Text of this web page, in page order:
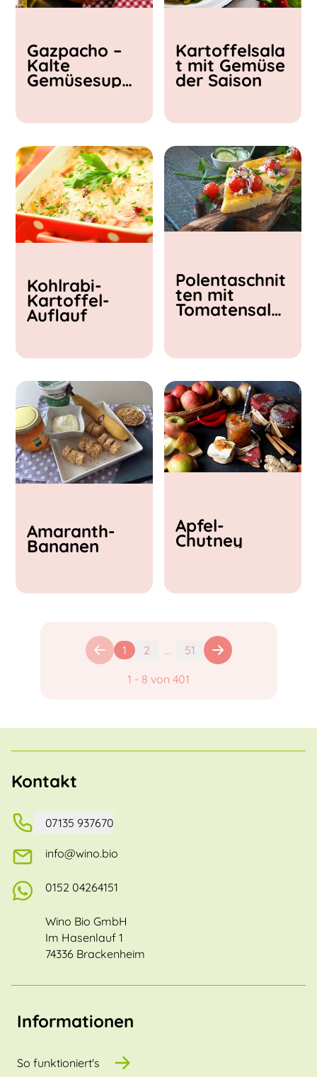
< 15 min
15 - 30 min
30 - 60 min
Gazpacho –
Kalte
Gemüsesupp
Kartoffelsala
t mit Gemüse
der Saison
Kohlrabi-
Kartoffel-
Auflauf
Polentaschnit
ten mit
Tomatensalat
Amaranth-
Bananen
Apfel-
Chutney
1 2 ... 51
1 - 8 von 401
Kontakt
07135 937670
info@wino.bio
0152 04264151
Wino Bio GmbH
Im Hasenlauf 1
74336 Brackenheim
Informationen
So funktioniert's